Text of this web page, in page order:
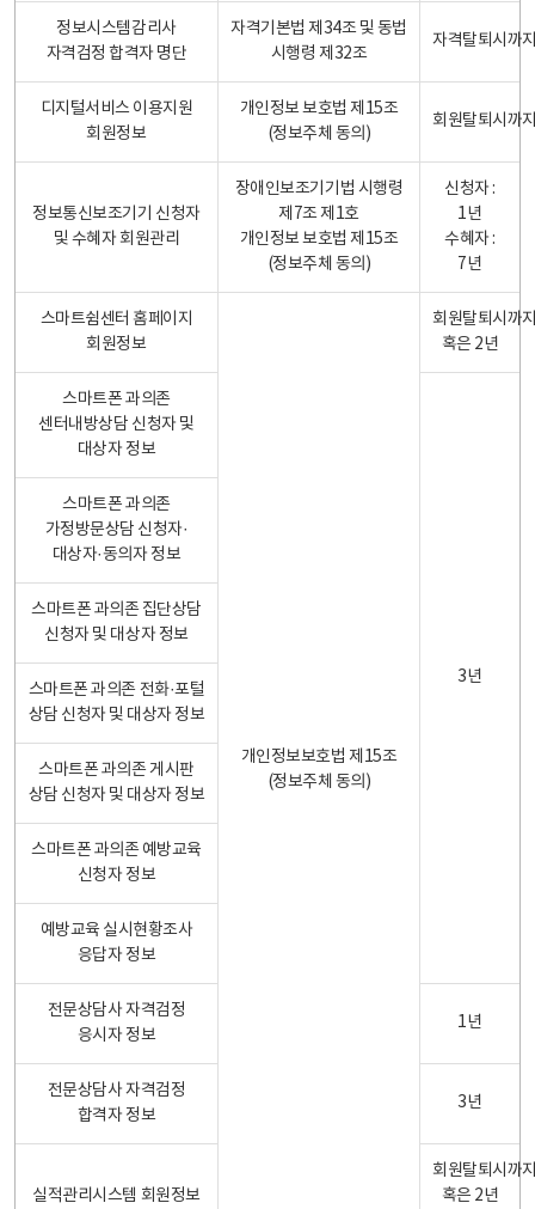
정보시스템감리사
자격검정 합격자 명단
자격기본법 제34조 및 동법
시행령 제32조
자격탈퇴시까
디지털서비스 이용지원
회원정보
개인정보 보호법 제15조
(정보주체 동의)
회원탈퇴시까
정보통신보조기기 신청자
및 수혜자 회원관리
장애인보조기기법 시행령
제7조 제1호
개인정보 보호법 제15조
(정보주체 동의)
신청자 :
1년
수혜자 :
7년
스마트쉼센터 홈페이지
회원정보
개인정보보호법 제15조
(정보주체 동의)
회원탈퇴시까
혹은 2년
스마트폰 과의존
센터내방상담 신청자 및
대상자 정보
3년
스마트폰 과의존
가정방문상담 신청자·
대상자·동의자 정보
스마트폰 과의존 집단상담
신청자 및 대상자 정보
스마트폰 과의존 전화·포털
상담 신청자 및 대상자 정보
스마트폰 과의존 게시판
상담 신청자 및 대상자 정보
스마트폰 과의존 예방교육
신청자 정보
예방교육 실시현황조사
응답자 정보
전문상담사 자격검정
응시자 정보
1년
전문상담사 자격검정
합격자 정보
3년
실적관리시스템 회원정보
회원탈퇴시까
혹은 2년